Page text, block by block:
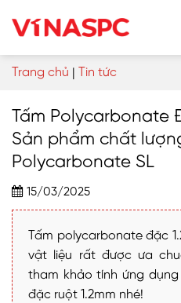
Trang chủ | Tin tức
Tấm Polycarbonate
Sản phẩm chất
Polycarbonate SL
15/03/2025
Tấm polycarbonate đặc
vật liệu rất được ưa
tham khảo tính ứng
đặc ruột 1.2mm nhé!